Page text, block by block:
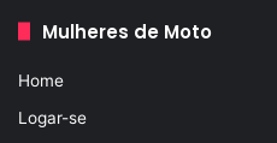
Mulheres de Moto
Home
Logar-se